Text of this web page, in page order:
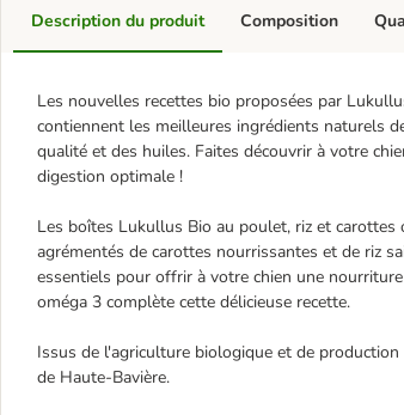
Description du produit
Les nouvelles recettes bio proposées par
contiennent les meilleures ingrédients naturels
qualité et des huiles. Faites découvrir à votre
digestion optimale !
Les boîtes Lukullus Bio au poulet, riz et
agrémentés de carottes nourrissantes et de riz
essentiels pour offrir à votre chien une
oméga 3 complète cette délicieuse recette.
Issus de l'agriculture biologique et de
de Haute-Bavière.
Composition